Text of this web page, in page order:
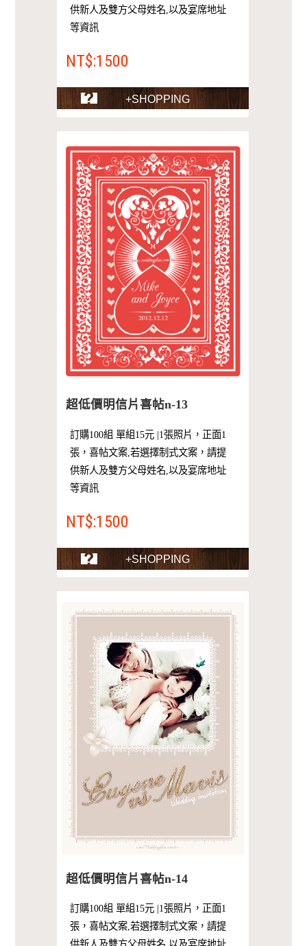
供新人及雙方父母姓名,以及宴席地址
等資訊
NT$:1500
+SHOPPING
超低價明信片喜帖n-13
訂購100組 單組15元 |1張照片，正面1
張，喜帖文案,若選擇制式文案，請提
供新人及雙方父母姓名,以及宴席地址
等資訊
NT$:1500
+SHOPPING
超低價明信片喜帖n-14
訂購100組 單組15元 |1張照片，正面1
張，喜帖文案,若選擇制式文案，請提